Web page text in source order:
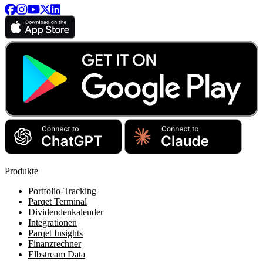
Produkte
Portfolio-Tracking
Parqet Terminal
Dividendenkalender
Integrationen
Parqet Insights
Finanzrechner
Elbstream Data